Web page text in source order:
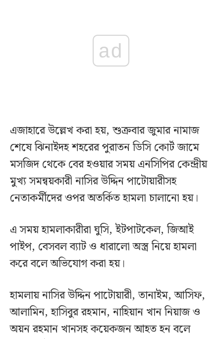
ad
এজাহারে উল্লেখ করা হয়, শুক্রবার জুমার নামাজ
শেষে ঝিনাইদহ শহরের পুরাতন ডিসি কোর্ট জামে
মসজিদ থেকে বের হওয়ার সময় এনসিপির কেন্দ্রীয়
মুখ্য সমন্বয়কারী নাসির উদ্দিন পাটোয়ারীসহ
নেতাকর্মীদের ওপর অতর্কিত হামলা চালানো হয়।
এ সময় হামলাকারীরা ঘুসি, ইটপাটকেল, জিআই
পাইপ, বেসবল ব্যাট ও ধারালো অস্ত্র নিয়ে হামলা
করে বলে অভিযোগ করা হয়।
হামলায় নাসির উদ্দিন পাটোয়ারী, তানাইম, আসিফ,
আলামিন, হাসিবুর রহমান, নাহিয়ান খান নিয়াজ ও
অয়ন রহমান খানসহ কয়েকজন আহত হন বলে